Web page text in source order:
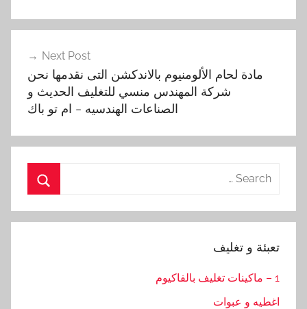
Next Post
مادة لحام الألومنيوم بالاندكشن التى نقدمها نحن
شركة المهندس منسي للتغليف الحديث و
الصناعات الهندسيه – ام تو باك
Search
تعبئة و تغليف
1 – ماكينات تغليف بالفاكيوم
اغطيه و عبوات